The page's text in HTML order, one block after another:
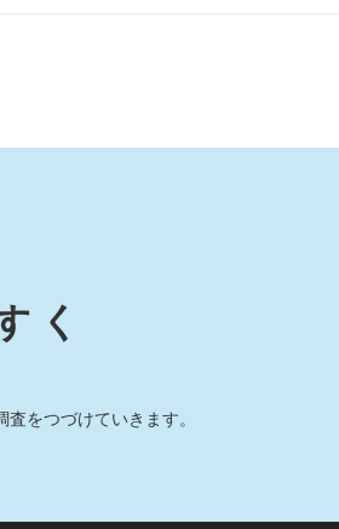
く
をつづけていきます。